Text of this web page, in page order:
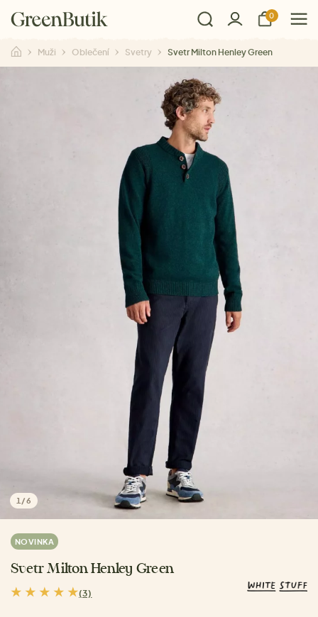
0
Muži Oblečení Svetry Svetr Milton Henley Green
1 /6
NOVINKA
Svetr Milton Henley Green
(3)